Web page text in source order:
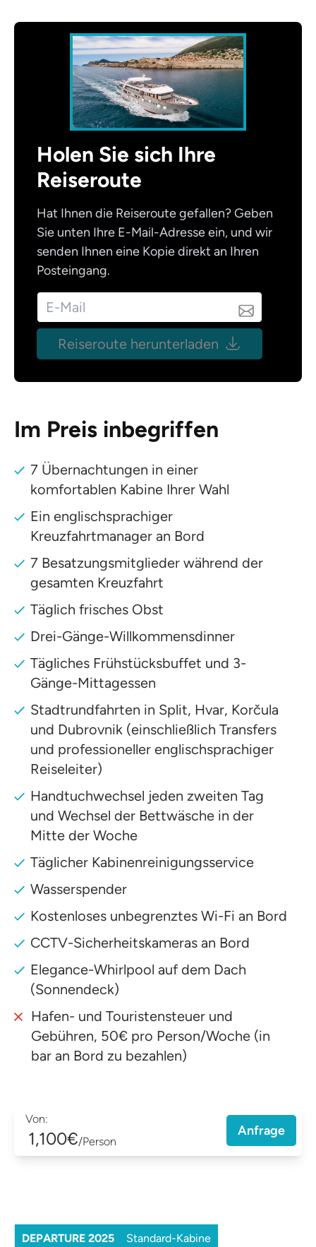
Holen Sie sich Ihre
Reiseroute
Hat Ihnen die Reiseroute gefallen? Geben
Sie unten Ihre E-Mail-Adresse ein, und wir
senden Ihnen eine Kopie direkt an Ihren
Posteingang.
Reiseroute herunterladen
Im Preis inbegriffen
7 Übernachtungen in einer
komfortablen Kabine Ihrer Wahl
Ein englischsprachiger
Kreuzfahrtmanager an Bord
7 Besatzungsmitglieder während der
gesamten Kreuzfahrt
Täglich frisches Obst
Drei-Gänge-Willkommensdinner
Tägliches Frühstücksbuffet und 3-
Gänge-Mittagessen
Stadtrundfahrten in Split, Hvar, Korčula
und Dubrovnik (einschließlich Transfers
und professioneller englischsprachiger
Reiseleiter)
Handtuchwechsel jeden zweiten Tag
und Wechsel der Bettwäsche in der
Mitte der Woche
Täglicher Kabinenreinigungsservice
Wasserspender
Kostenloses unbegrenztes Wi-Fi an Bord
CCTV-Sicherheitskameras an Bord
Elegance-Whirlpool auf dem Dach
(Sonnendeck)
Hafen- und Touristensteuer und
Gebühren, 50€ pro Person/Woche (in
bar an Bord zu bezahlen)
Von:
1,100€/Person
Anfrage
Standard-Kabine